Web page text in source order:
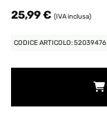
25,99 € (IVA inclusa)
CODICE ARTICOLO: 52039476